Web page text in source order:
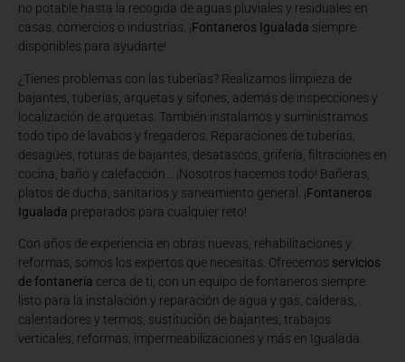
no potable hasta la recogida de aguas pluviales y residuales en
casas, comercios o industrias. ¡Fontaneros Igualada siempre
disponibles para ayudarte!
¿Tienes problemas con las tuberías? Realizamos limpieza de
bajantes, tuberías, arquetas y sifones, además de inspecciones y
localización de arquetas. También instalamos y suministramos
todo tipo de lavabos y fregaderos. Reparaciones de tuberías,
desagües, roturas de bajantes, desatascos, grifería, filtraciones en
cocina, baño y calefacción… ¡Nosotros hacemos todo! Bañeras,
platos de ducha, sanitarios y saneamiento general. ¡Fontaneros
Igualada preparados para cualquier reto!
Con años de experiencia en obras nuevas, rehabilitaciones y
reformas, somos los expertos que necesitas. Ofrecemos servicios
de fontanería cerca de ti, con un equipo de fontaneros siempre
listo para la instalación y reparación de agua y gas, calderas,
calentadores y termos, sustitución de bajantes, trabajos
verticales, reformas, impermeabilizaciones y más en Igualada.